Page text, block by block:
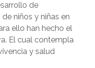
de
niños y niñas en
ello han hecho el
El cual contempla
y salud